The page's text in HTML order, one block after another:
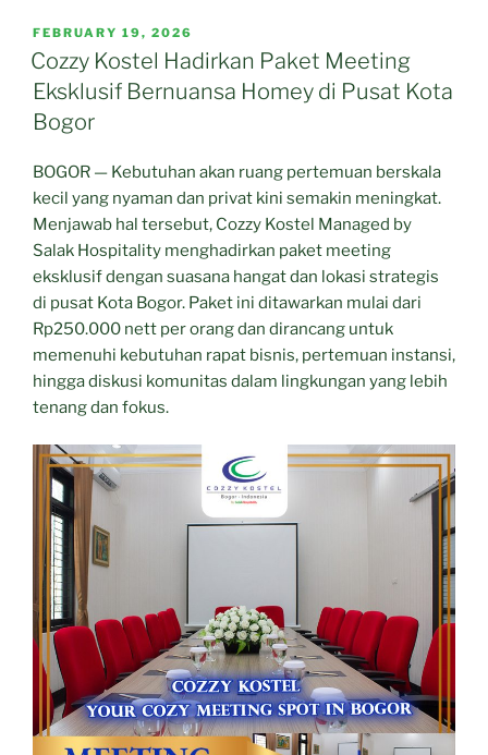
POSTED
ON
FEBRUARY 19, 2026
Cozzy Kostel Hadirkan Paket Meeting
Eksklusif Bernuansa Homey di Pusat Kota
Bogor
BOGOR — Kebutuhan akan ruang pertemuan berskala
kecil yang nyaman dan privat kini semakin meningkat.
Menjawab hal tersebut, Cozzy Kostel Managed by
Salak Hospitality menghadirkan paket meeting
eksklusif dengan suasana hangat dan lokasi strategis
di pusat Kota Bogor. Paket ini ditawarkan mulai dari
Rp250.000 nett per orang dan dirancang untuk
memenuhi kebutuhan rapat bisnis, pertemuan instansi,
hingga diskusi komunitas dalam lingkungan yang lebih
tenang dan fokus.